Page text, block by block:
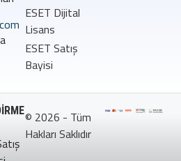
ESET Dijital
Lisans
ESET Satış
Bayisi
© 2026 - Tüm
Hakları Saklıdır